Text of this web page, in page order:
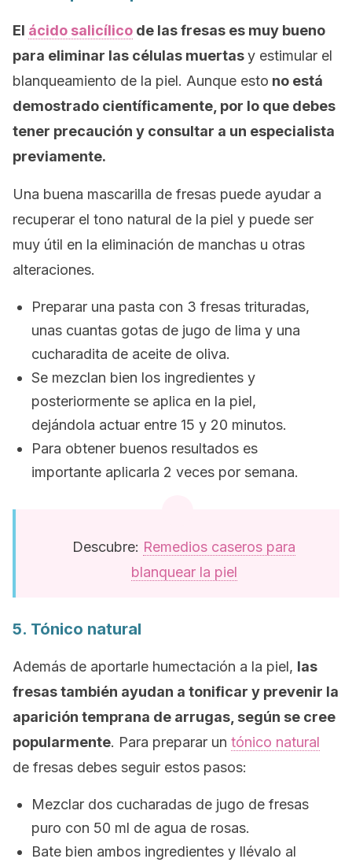
El ácido salicílico de las fresas es muy bueno
para eliminar las células muertasy estimular el
blanqueamiento de la piel. Aunque esto no está
demostrado científicamente, por lo que debes
tener precaución y consultar a un especialista
previamente.
Una buena mascarilla de fresas puede ayudar a
recuperar el tono natural de la piel y puede ser
muy útil en la eliminación de manchas u otras
alteraciones.
Preparar una pasta con 3 fresas trituradas,
unas cuantas gotas de jugo de lima y una
cucharadita de aceite de oliva.
Se mezclan bien los ingredientes y
posteriormente se aplica en la piel,
dejándola actuar entre 15 y 20 minutos.
Para obtener buenos resultados es
importante aplicarla 2 veces por semana.
Descubre: Remedios caseros para
blanquear la piel
5. Tónico natural
Además de aportarle humectación a la piel, las
fresas también ayudan a tonificar y prevenir la
aparición temprana de arrugas, según se cree
popularmente. Para preparar un tónico natural
de fresas debes seguir estos pasos:
Mezclar dos cucharadas de jugo de fresas
puro con 50 ml de agua de rosas.
Bate bien ambos ingredientes y llévalo al